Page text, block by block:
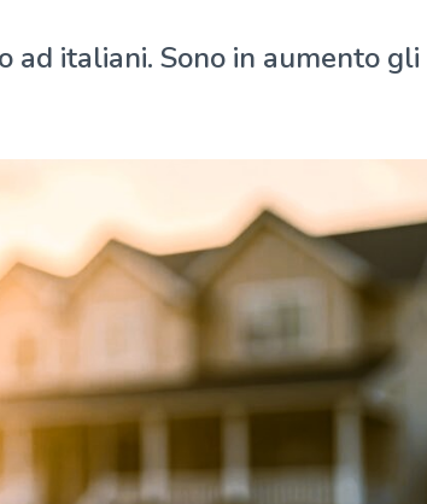
ad italiani. Sono in aumento gli